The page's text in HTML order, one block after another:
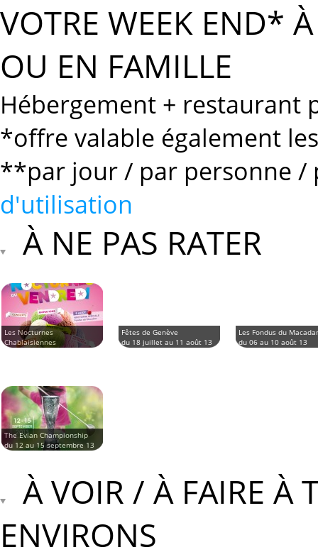
VOTRE WEEK END*
OU EN FAMILLE
Hébergement +
*offre valable également
**par jour / par personne /
d'utilisation
À NE PAS RATER
Les Nocturnes
Chablaisiennes
Fêtes de Genève
du 18 juillet au 11 août 13
Les Fondus du
du 06 au 10 août 13
The Evian Championship
du 12 au 15 septembre 13
À VOIR / À FAIRE À
ENVIRONS